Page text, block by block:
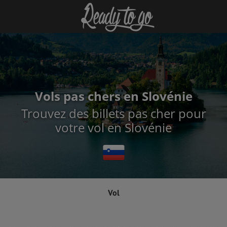
Vols pas chers en Slovénie
Trouvez des billets pas cher pour
votre vol en Slovénie
Vol